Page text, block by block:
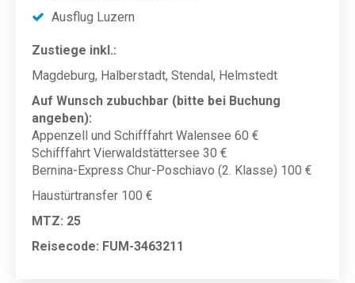
Ausflug Luzern
Zustiege inkl.:
Magdeburg, Halberstadt, Stendal, Helmstedt
Auf Wunsch zubuchbar (bitte bei Buchung
angeben):
Appenzell und Schifffahrt Walensee 60 €
Schifffahrt Vierwaldstättersee 30 €
Bernina-Express Chur-Poschiavo (2. Klasse) 100 €
Haustürtransfer 100 €
MTZ: 25
Reisecode: FUM-3463211